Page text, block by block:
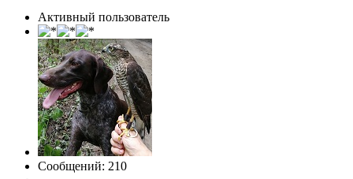
Активный пользователь
Сообщений: 210